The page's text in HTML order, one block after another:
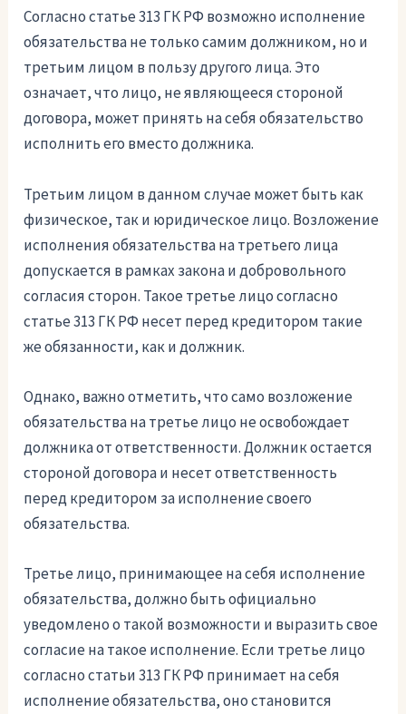
Согласно статье 313 ГК РФ возможно исполнение
обязательства не только самим должником, но и
третьим лицом в пользу другого лица. Это
означает, что лицо, не являющееся стороной
договора, может принять на себя обязательство
исполнить его вместо должника.
Третьим лицом в данном случае может быть как
физическое, так и юридическое лицо. Возложение
исполнения обязательства на третьего лица
допускается в рамках закона и добровольного
согласия сторон. Такое третье лицо согласно
статье 313 ГК РФ несет перед кредитором такие
же обязанности, как и должник.
Однако, важно отметить, что само возложение
обязательства на третье лицо не освобождает
должника от ответственности. Должник остается
стороной договора и несет ответственность
перед кредитором за исполнение своего
обязательства.
Третье лицо, принимающее на себя исполнение
обязательства, должно быть официально
уведомлено о такой возможности и выразить свое
согласие на такое исполнение. Если третье лицо
согласно статьи 313 ГК РФ принимает на себя
исполнение обязательства, оно становится